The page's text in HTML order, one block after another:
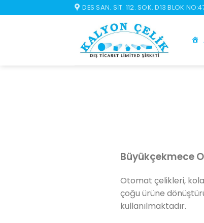
atla
DES SAN. SIT. 112. SOK. D13 BLOK
Büyükçekmece
Otomat çelikleri,
çoğu ürüne
kullanılmaktadır.